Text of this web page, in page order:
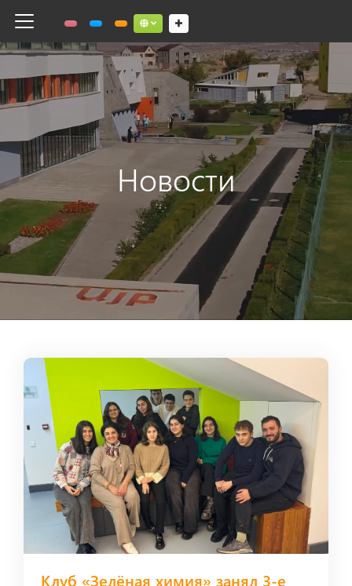
Toggle navigation Social links dropdown button
Новости
Клуб «Зелёная химия» занял 3-е